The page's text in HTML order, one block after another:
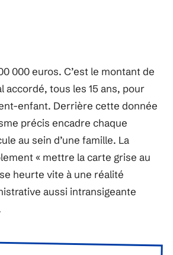
000 euros. C’est le montant de
accordé, tous les 15 ans, pour
enfant. Derrière cette donnée
précis encadre chaque
au sein d’une famille. La
« mettre la carte grise au
heurte vite à une réalité
aussi intransigeante